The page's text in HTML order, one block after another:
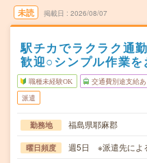
未読 掲載日 2026/08/07
駅チカでラクラク通
歓迎○シンプル作業を
職種未経験OK 交通費別途支給あ
派遣
勤務地 福島県耶麻郡
曜日頻度 週5日 ※派遣先によ